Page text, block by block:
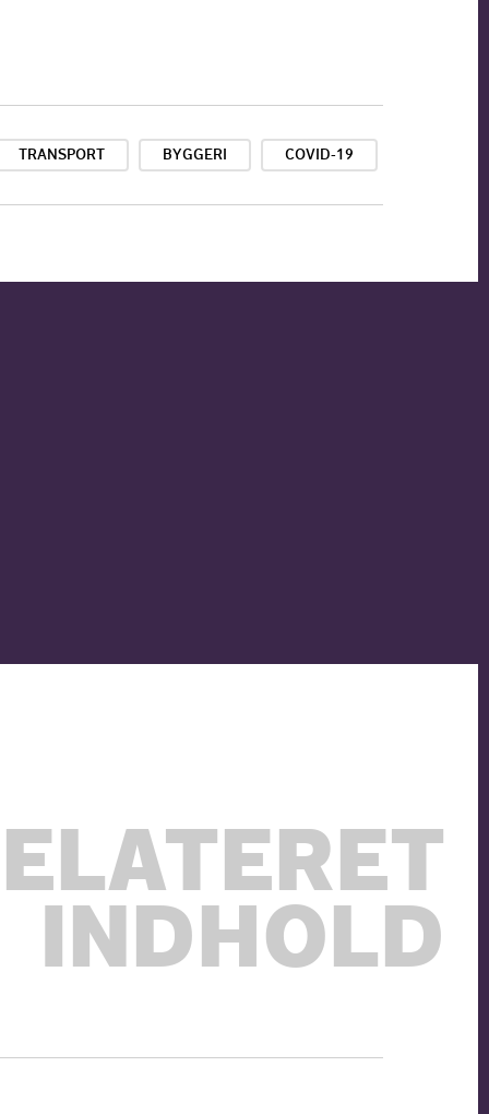
TRANSPORT BYGGERI COVID-19
INDHOLD